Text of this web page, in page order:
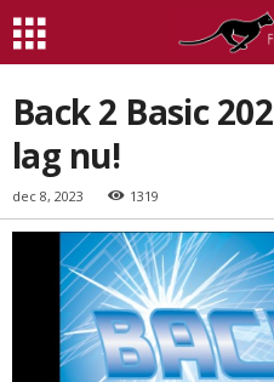
Back 2 Basic
lag nu!
dec 8, 2023 1319